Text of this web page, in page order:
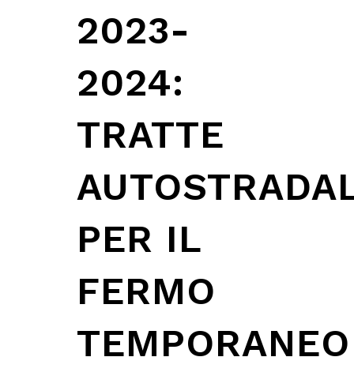
2023-
2024:
TRATTE
PER IL
FERMO
TEMPORANEO